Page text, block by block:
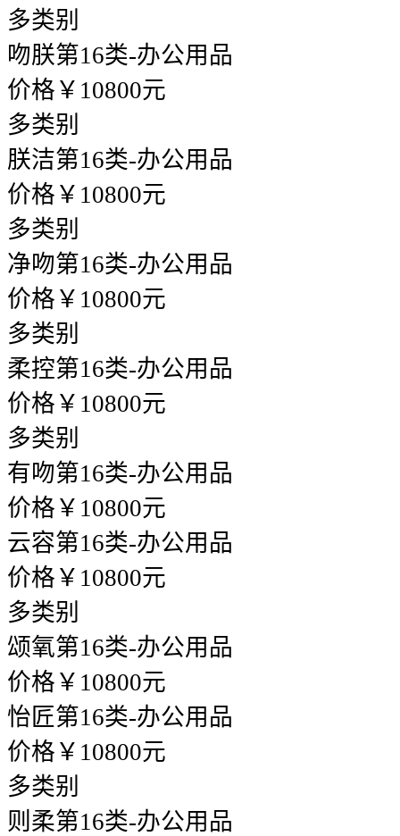
多类别
吻朕第16类-办公用品
价格￥10800元
多类别
朕洁第16类-办公用品
价格￥10800元
多类别
净吻第16类-办公用品
价格￥10800元
多类别
柔控第16类-办公用品
价格￥10800元
多类别
有吻第16类-办公用品
价格￥10800元
云容第16类-办公用品
价格￥10800元
多类别
颂氧第16类-办公用品
价格￥10800元
怡匠第16类-办公用品
价格￥10800元
多类别
则柔第16类-办公用品